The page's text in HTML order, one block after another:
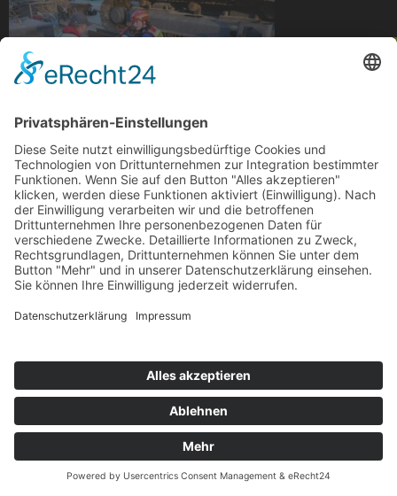
Notfallübung I Wasserbaustelle I Arbeitssicherheit I
Arbeitsschutz
Impressum|Datenschutz|AGB’s|AGB’s Seminare
Webdesignsoftintelli IT-Medien